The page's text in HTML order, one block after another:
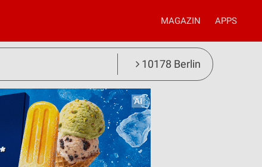
MAGAZIN APPS
10178 Berlin